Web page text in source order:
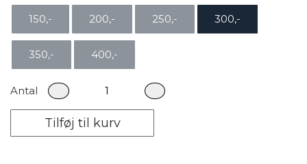
150,- 200,- 250,- 300,-
350,- 400,-
Antal
Tilføj til kurv